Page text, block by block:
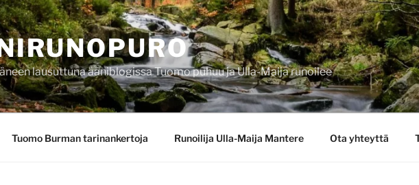
lausuttuna ääniblogissa Tuomo puhuu ja Ulla-Maija runoilee
Tuomo Burman tarinankertoja Runoilija Ulla-Maija Mantere Ota yhteyttä